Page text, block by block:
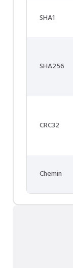
SHA1
SHA256
CRC32
Chemin